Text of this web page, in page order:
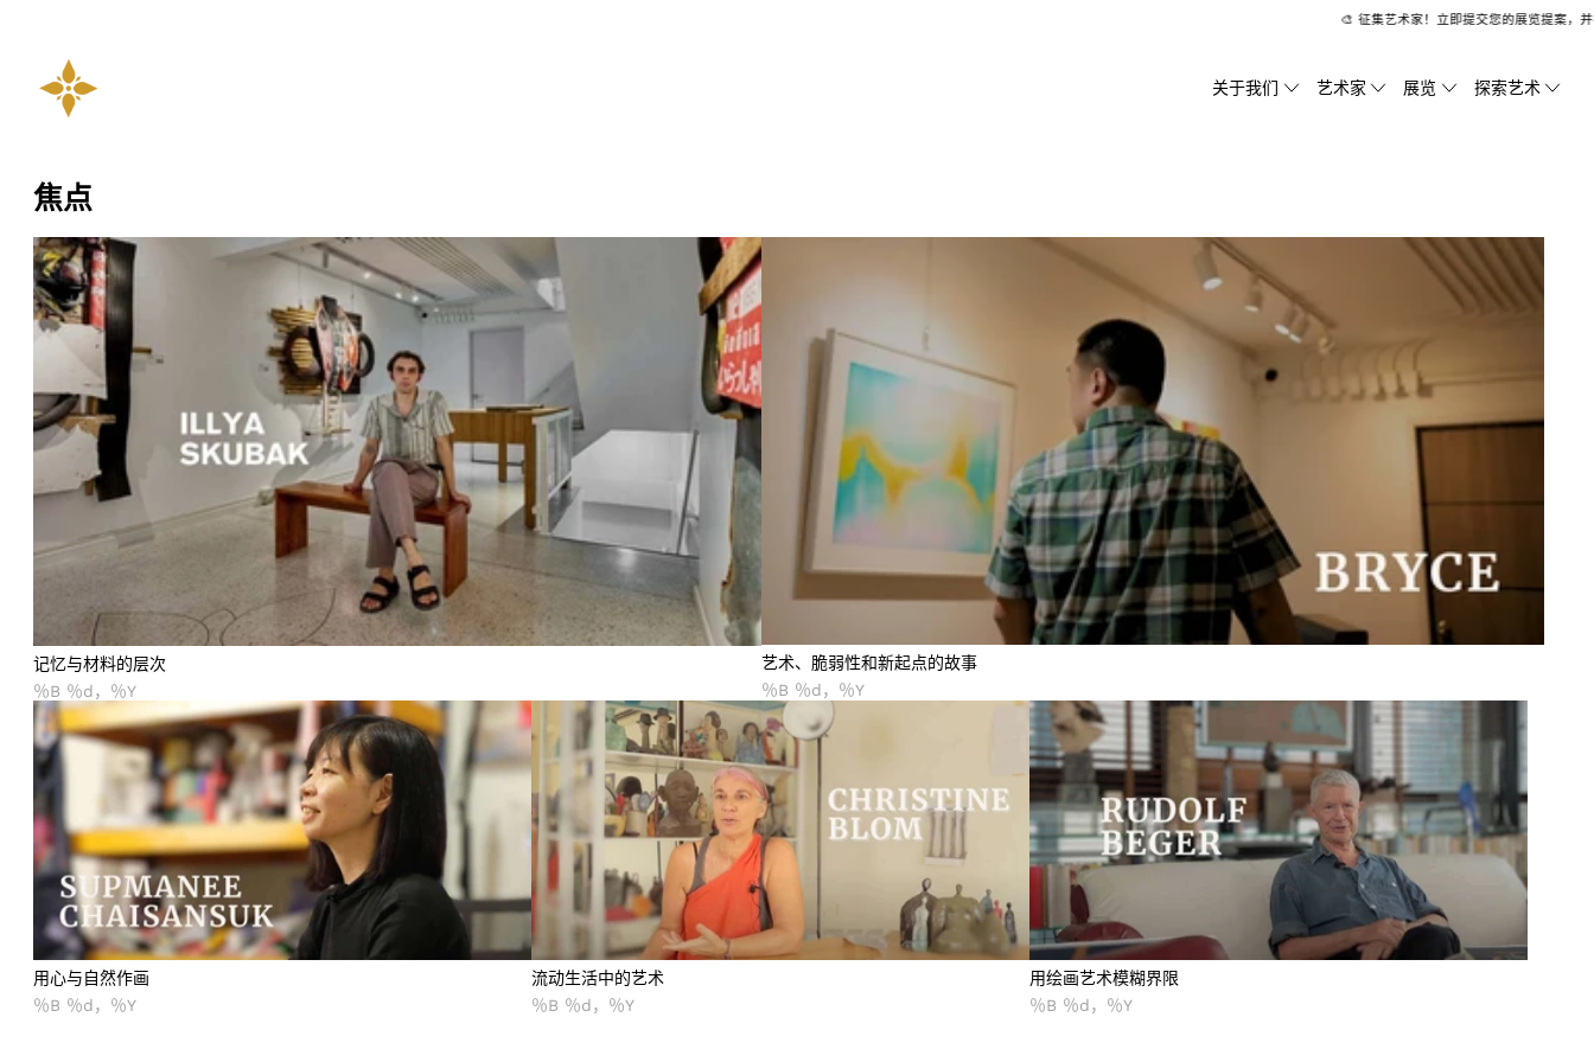
🎨 征集艺术家！立即提交您的展览提案，并
关于我们 艺术家 展览 探索艺术
焦点
记忆与材料的层次
记忆与材料的层次
％B ％d，％Y
艺术、脆弱性和新起点的故事
艺术、脆弱性和新起点的故事
％B ％d，％Y
用心与自然作画
用心与自然作画
％B ％d，％Y
流动生活中的艺术
流动生活中的艺术
％B ％d，％Y
用绘画艺术模糊界限
用绘画艺术模糊界限
％B ％d，％Y